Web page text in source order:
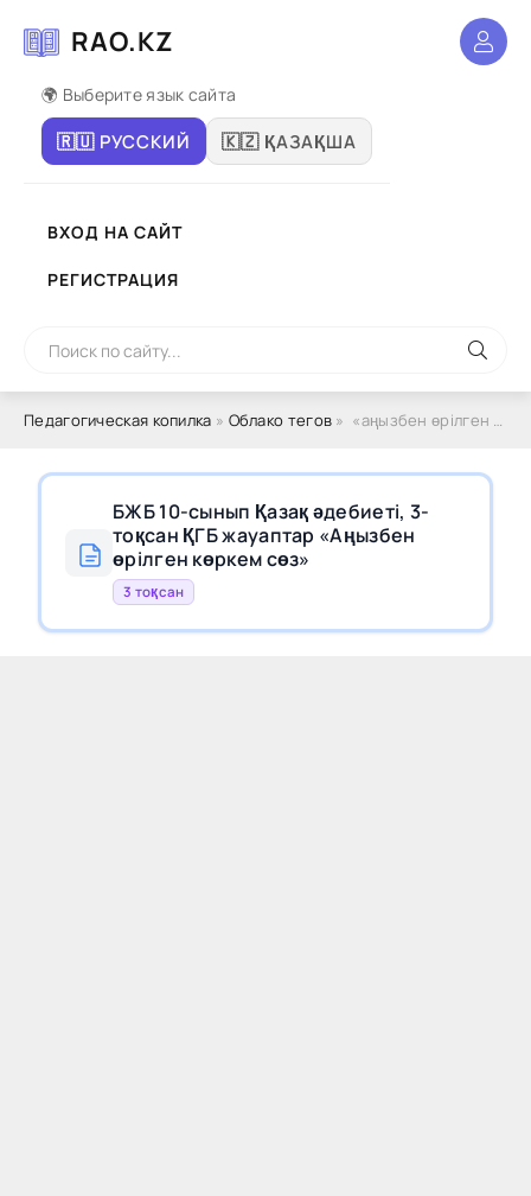
RAO.KZ
🌍 Выберите язык сайта
🇷🇺 РУССКИЙ 🇰🇿 ҚАЗАҚША
ВХОД НА САЙТ
РЕГИСТРАЦИЯ
Педагогическая копилка » Облако тегов » «аңызбен өрілген көркем сөз» бөлімі м. мағауин «шақан шері»»
БЖБ 10-сынып Қазақ әдебиеті, 3-
тоқсан ҚГБ жауаптар «Аңызбен
өрілген көркем сөз»
3 тоқсан